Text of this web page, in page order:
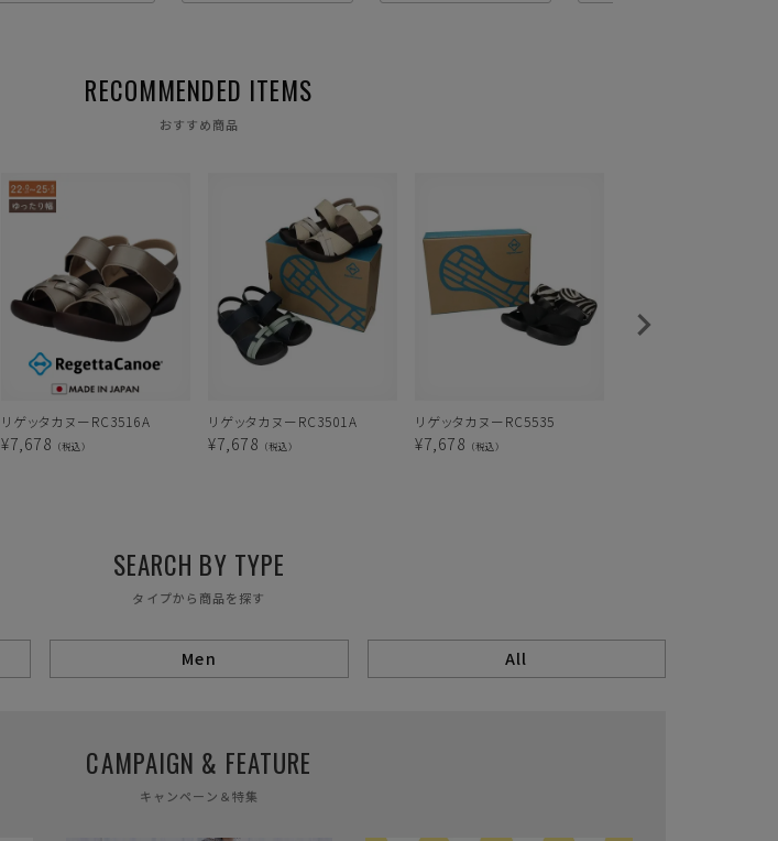
おすすめ商品
リゲッタカヌーRC3516A
¥7,678 （税込）
リゲッタカヌーRC3501A
¥7,678 （税込）
リゲッタカヌーRC5535
¥7,678 （税込）
SEARCH BY TYPE
タイプから商品を探す
Men All
CAMPAIGN & FEATURE
キャンペーン＆特集